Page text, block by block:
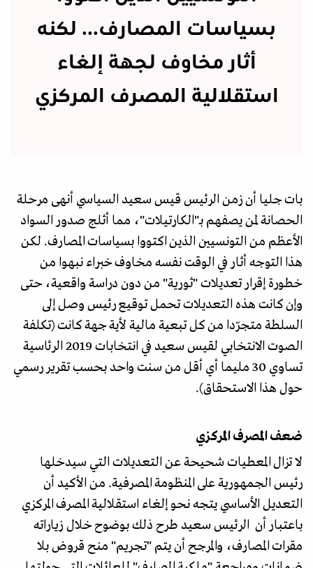
بسياسات المصارف... لكنه
أثار مخاوف لجهة إلغاء
استقلالية المصرف المركزي
بات جليا أن زمن الرئيس قيس سعيد السياسي أنهى مرحلة
الحصانة لمن يصفهم بـ"الكارتيلات"، مما أثلج صدور السواد
الأعظم من التونسيين الذين اكتووا بسياسات المصارف. لكن
هذا التوجه أثار في الوقت نفسه مخاوف خبراء نبهوا من
خطورة إقرار تعديلات "ثورية" من دون دراسة واقعية، حتى
وإن كانت هذه التعديلات تحمل توقيع رئيس وصل إلى
السلطة متجرّدا من كل تبعية مالية لأية جهة كانت (تكلفة
الصوت الانتخابي لقيس سعيد في انتخابات 2019 الرئاسية
تساوي 30 مليما أي أقل من سنت واحد بحسب تقرير رسمي
حول هذا الاستحقاق).
ضعف المصرف المركزي
لا تزال المعطيات شحيحة عن التعديلات التي سيدخلها
رئيس الجمهورية على المنظومة المصرفية. من الأكيد أن
التعديل الأساسي يتجه نحو إلغاء استقلالية المصرف المركزي
باعتبار أن الرئيس سعيد طرح ذلك بوضوح خلال زياراته
مقرات المصارف، والمرجح أن يتم "تجريم" منح قروض بلا